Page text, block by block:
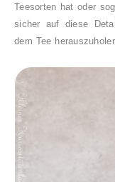
Teesorten hat oder
sicher auf diese
dem Tee